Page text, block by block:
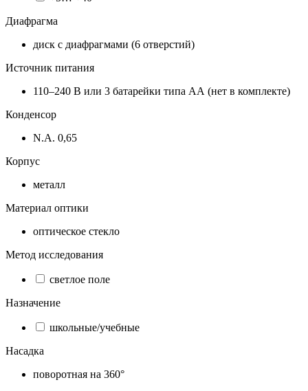
Диафрагма
диск с диафрагмами (6 отверстий)
Источник питания
110–240 В или 3 батарейки типа АА (нет в комплекте)
Конденсор
N.A. 0,65
Корпус
металл
Материал оптики
оптическое стекло
Метод исследования
светлое поле
Назначение
школьные/учебные
Насадка
поворотная на 360°